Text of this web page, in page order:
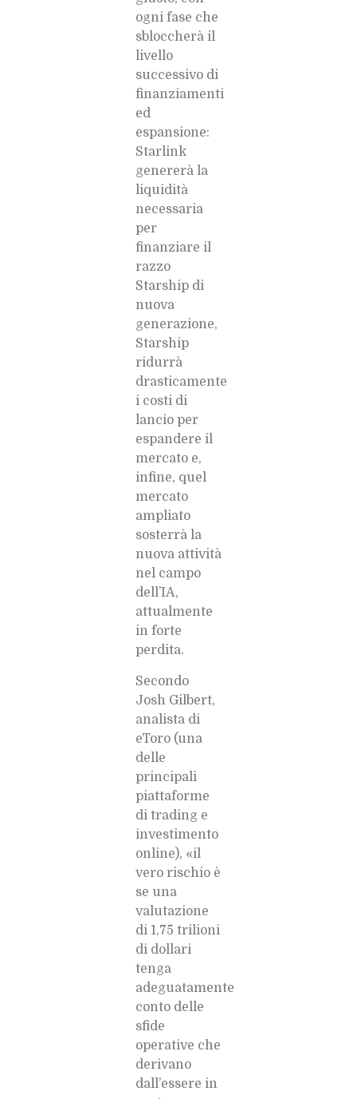
ogni fase che
sbloccherà il
livello
successivo di
finanziamenti
ed
espansione:
Starlink
genererà la
liquidità
necessaria
per
finanziare il
razzo
Starship di
nuova
generazione,
Starship
ridurrà
drasticamente
i costi di
lancio per
espandere il
mercato e,
infine, quel
mercato
ampliato
sosterrà la
nuova attività
nel campo
dell’IA,
attualmente
in forte
perdita.
Secondo
Josh Gilbert,
analista di
eToro (una
delle
principali
piattaforme
di trading ⁠e
investimento
online), «il
vero rischio è
se una
valutazione
di 1,75 trilioni
di dollari
tenga
adeguatamente
conto delle
sfide
operative che
derivano
dall’essere in